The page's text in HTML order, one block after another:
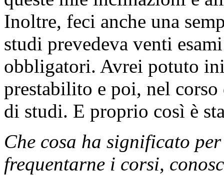
Inoltre, feci anche una
studi prevedeva venti
obbligatori. Avrei potuto
prestabilito e poi, nel
di studi. E proprio così è
Che cosa ha significato
frequentarne i corsi,